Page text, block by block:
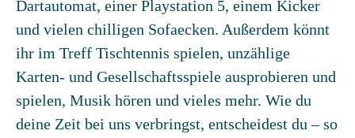
Dartautomat, einer Playstation 5, einem Kicker
und vielen chilligen Sofaecken. Außerdem könnt
ihr im Treff Tischtennis spielen, unzählige
Karten- und Gesellschaftsspiele ausprobieren und
spielen, Musik hören und vieles mehr. Wie du
deine Zeit bei uns verbringst, entscheidest du – so